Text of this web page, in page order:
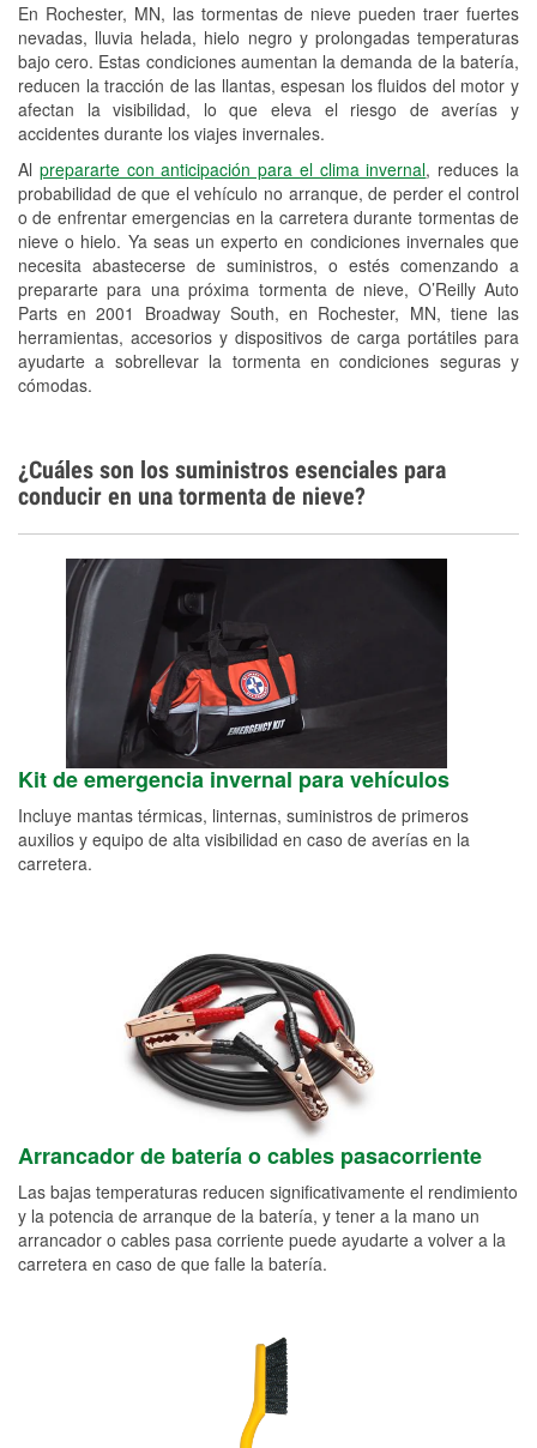
En Rochester, MN, las tormentas de nieve pueden traer fuertes
nevadas, lluvia helada, hielo negro y prolongadas temperaturas
bajo cero. Estas condiciones aumentan la demanda de la batería,
reducen la tracción de las llantas, espesan los fluidos del motor y
afectan la visibilidad, lo que eleva el riesgo de averías y
accidentes durante los viajes invernales.
Al prepararte con anticipación para el clima invernal, reduces la
probabilidad de que el vehículo no arranque, de perder el control
o de enfrentar emergencias en la carretera durante tormentas de
nieve o hielo. Ya seas un experto en condiciones invernales que
necesita abastecerse de suministros, o estés comenzando a
prepararte para una próxima tormenta de nieve, O’Reilly Auto
Parts en 2001 Broadway South, en Rochester, MN, tiene las
herramientas, accesorios y dispositivos de carga portátiles para
ayudarte a sobrellevar la tormenta en condiciones seguras y
cómodas.
Programa de Préstamo de
Herramientas
Rectificación de tambores y discos de
freno
Snowstorm Supplies
Tornado Supplies
Conoce más
¿Cuáles son los suministros esenciales para
conducir en una tormenta de nieve?
Kit de emergencia invernal para vehículos
Incluye mantas térmicas, linternas, suministros de primeros
auxilios y equipo de alta visibilidad en caso de averías en la
carretera.
Arrancador de batería o cables pasacorriente
Las bajas temperaturas reducen significativamente el rendimiento
y la potencia de arranque de la batería, y tener a la mano un
arrancador o cables pasa corriente puede ayudarte a volver a la
carretera en caso de que falle la batería.